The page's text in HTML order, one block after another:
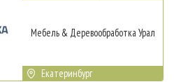
Мебель & Деревообработка Урал
Екатеринбург